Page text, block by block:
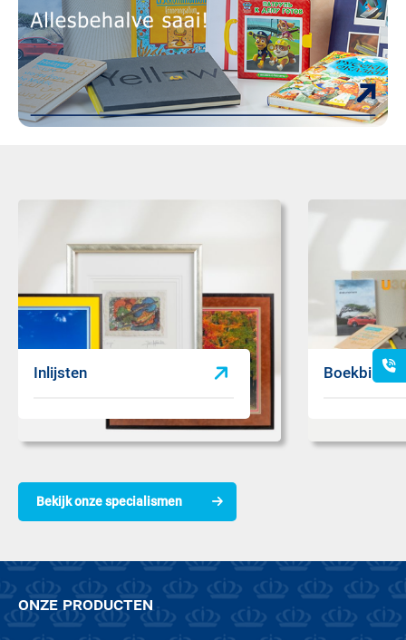
Inlijsten Boekbinden
Bekijk onze specialismen
onze producten